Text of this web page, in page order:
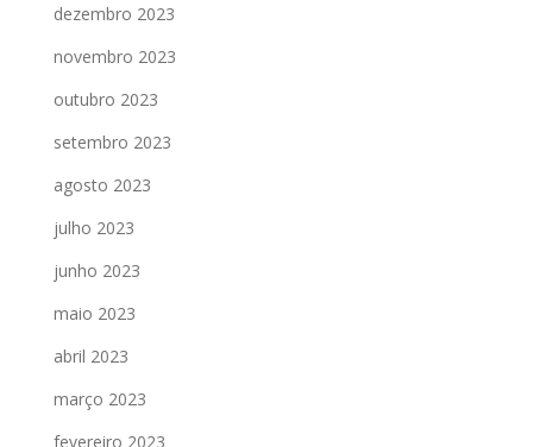
dezembro 2023
novembro 2023
outubro 2023
setembro 2023
agosto 2023
julho 2023
junho 2023
maio 2023
abril 2023
março 2023
fevereiro 2023